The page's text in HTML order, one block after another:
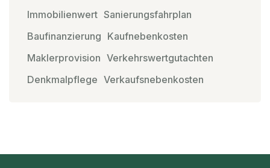
Immobilienwert Sanierungsfahrplan
Baufinanzierung Kaufnebenkosten
Maklerprovision Verkehrswertgutachten
Denkmalpflege Verkaufsnebenkosten